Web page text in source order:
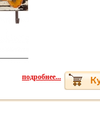
подробнее...